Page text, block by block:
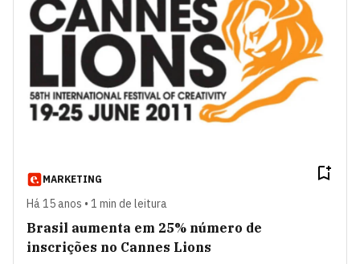
MARKETING
Há 15 anos • 1 min de leitura
Brasil aumenta em 25% número de
inscrições no Cannes Lions